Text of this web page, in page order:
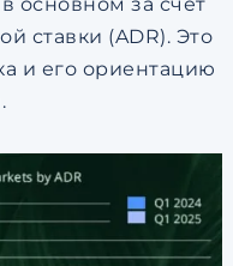
ставки (ADR). Это
и его ориентацию